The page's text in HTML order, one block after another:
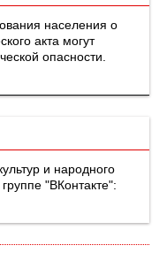
населения о
акта могут
опасности.
и народного
"ВКонтакте":